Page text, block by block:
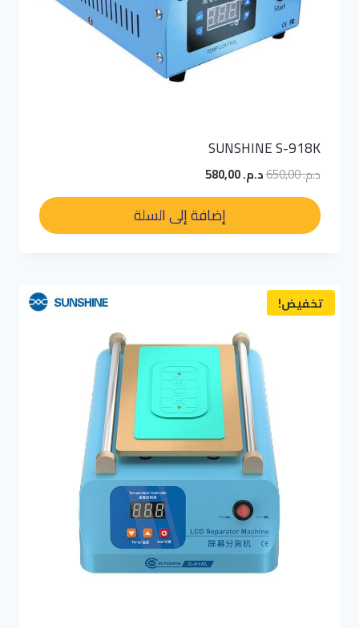
SUNSHINE S-918K
د.م.650,00
السعر
الأصلي
د.م. 650,00.
د.م.580,00
السعر
الحالي
هو:
د.م. 580,00.
إضافة إلى السلة
تخفيض!